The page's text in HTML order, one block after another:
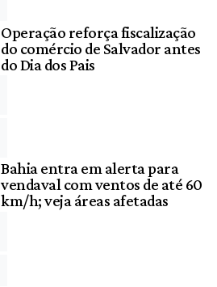
Operação reforça fiscalização
do comércio de Salvador antes
do Dia dos Pais
Bahia entra em alerta para
vendaval com ventos de até 60
km/h; veja áreas afetadas